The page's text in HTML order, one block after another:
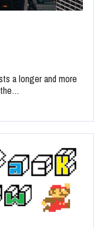
a longer and more